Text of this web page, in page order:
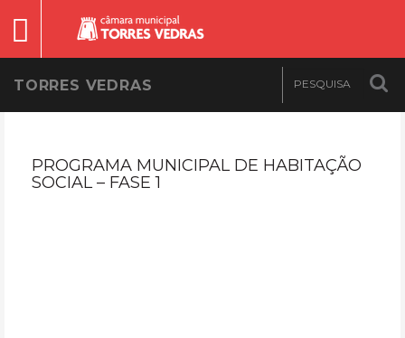
TORRES VEDRAS
PROGRAMA MUNICIPAL DE HABITAÇÃO
SOCIAL – FASE 1